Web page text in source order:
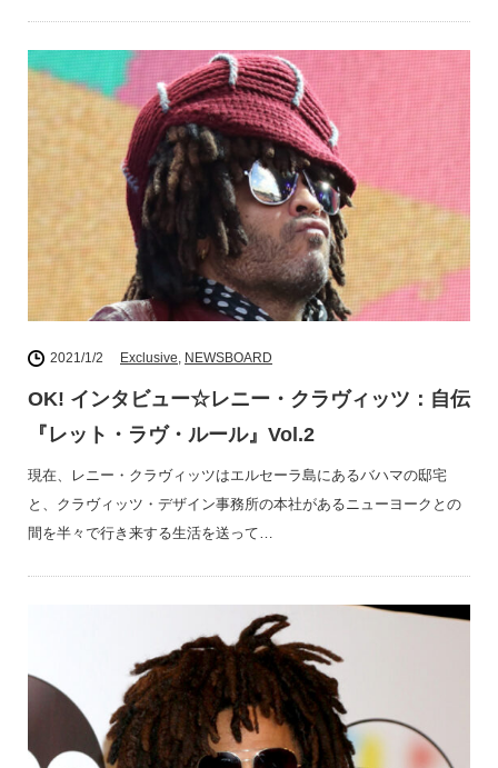
2021/1/2 Exclusive, NEWSBOARD
OK! インタビュー☆レニー・クラヴィッツ：自伝
『レット・ラヴ・ルール』Vol.2
現在、レニー・クラヴィッツはエルセーラ島にあるバハマの邸宅
と、クラヴィッツ・デザイン事務所の本社があるニューヨークとの
間を半々で行き来する生活を送って…